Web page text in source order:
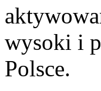
wysoki i
Polsce.